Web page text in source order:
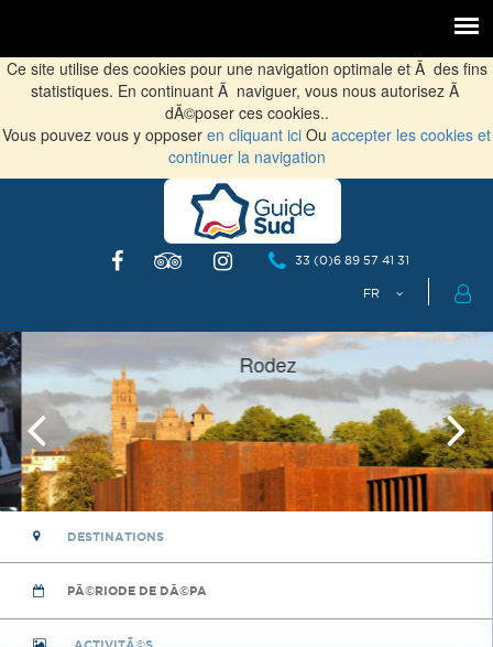
Ce site utilise des cookies pour une navigation optimale et Ã des fins
statistiques. En continuant Ã naviguer, vous nous autorisez Ã
dÃ©poser ces cookies..
Vous pouvez vous y opposer en cliquant ici Ou accepter les cookies et
continuer la navigation
33 (0)6 89 57 41 31
Rodez